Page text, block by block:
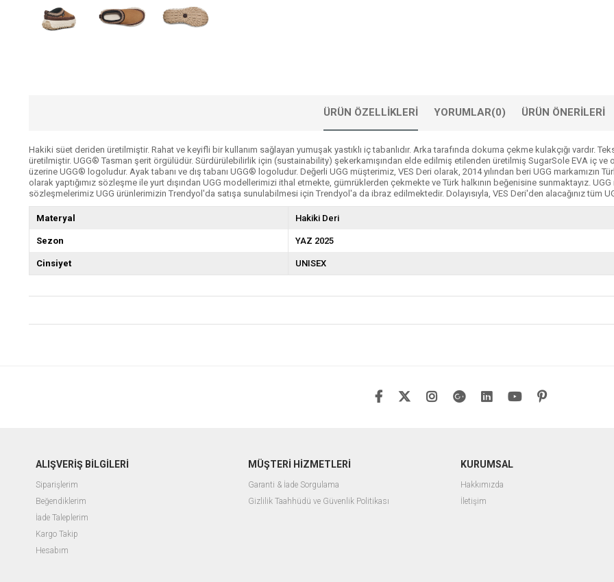
ÜRÜN ÖZELLIKLERI YORUMLAR(0) ÜRÜN ÖNERILERI
Hakiki süet deriden üretilmiştir. Rahat ve keyifli bir kullanım sağlayan yumuşak yastıklı iç tabanlıdır. Arka tarafında dokuma çekme kulakçığı vardır.
üretilmiştir. UGG® Tasman şerit örgülüdür. Sürdürülebilirlik için (sustainability) şekerkamışından elde edilmiş etilenden üretilmiş SugarSole EVA iç ve
üzerine UGG® logoludur. Ayak tabanı ve dış tabanı UGG® logoludur. Değerli UGG müşterimiz, VES Deri olarak, 2014 yılından beri UGG
olarak yaptığımız sözleşme ile yurt dışından UGG modellerimizi ithal etmekte, gümrüklerden çekmekte ve Türk halkının beğenisine sunmaktayız.
sözleşmelerimiz UGG ürünlerimizin Trendyol'da satışa sunulabilmesi için Trendyol'a da ibraz edilmektedir. Dolayısıyla, VES Deri'den alacağınız tüm
Materyal Hakiki Deri
Sezon YAZ 2025
Cinsiyet UNISEX
ALIŞVERİŞ BİLGİLERİ
Siparişlerim
Beğendiklerim
İade Taleplerim
Kargo Takip
Hesabım
MÜŞTERİ HİZMETLERİ
Garanti & İade Sorgulama
Gizlilik Taahhüdü ve Güvenlik Politikası
KURUMSAL
Hakkımızda
İletişim